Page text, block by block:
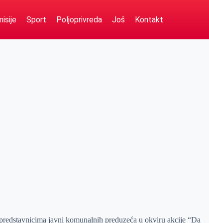
Sport Poljoprivreda Još Kontakt
javni komunalnih preduzeća u okviru akcije “Da